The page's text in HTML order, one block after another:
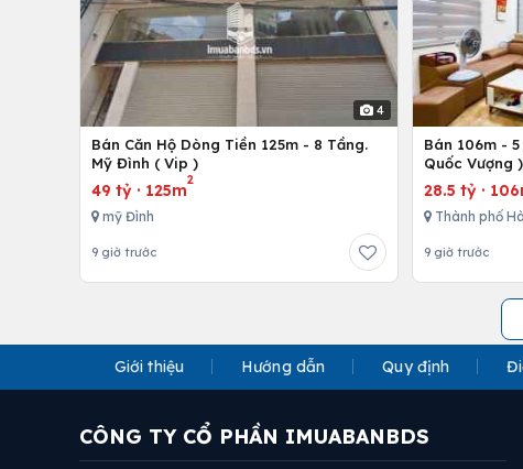
4
Bán Căn Hộ Dòng Tiền 125m - 8 Tầng.
Mỹ Đình ( Vip )
49 tỷ · 125m
2
mỹ Đình
9 giờ trước
Bán 106m -
Quốc Vượng
28.5 tỷ ·
Thành phố
9 giờ trước
Giới thiệu Hướng dẫn Quy định
CÔNG TY CỔ PHẦN IMUABANBDS